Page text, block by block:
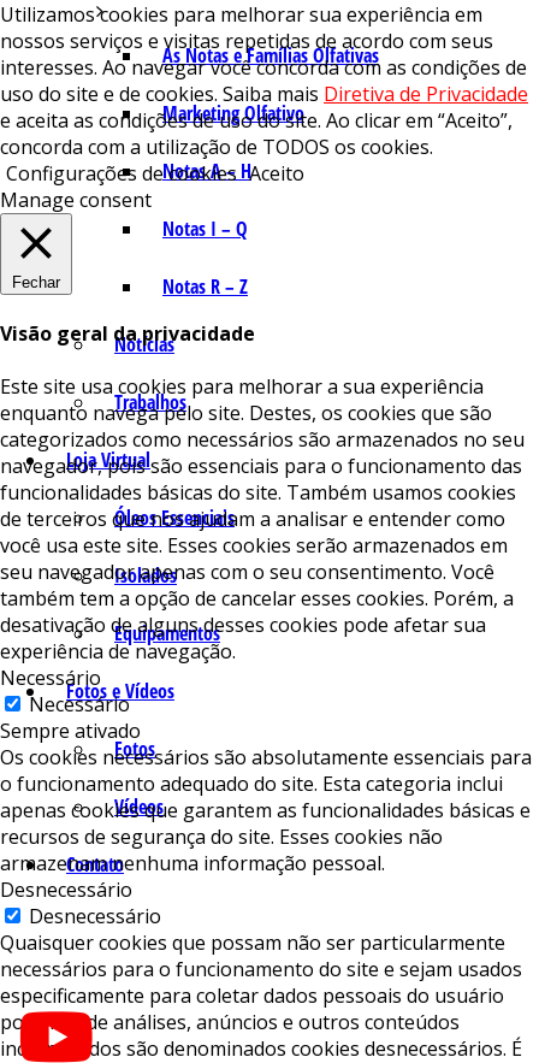
As Notas e Famílias Olfativas
Marketing Olfativo
Notas A – H
Notas I – Q
Notas R – Z
Notícias
Trabalhos
Loja Virtual
Óleos Essenciais
Isolados
Equipamentos
Fotos e Vídeos
Fotos
Vídeos
Contato
Utilizamos cookies para melhorar sua experiência em
nossos serviços e visitas repetidas de acordo com seus
interesses. Ao navegar você concorda com as condições de
uso do site e de cookies. Saiba mais Diretiva de Privacidade
e aceita as condições de uso do site. Ao clicar em “Aceito”,
concorda com a utilização de TODOS os cookies.
Configurações de cookies Aceito
Manage consent
Fechar
Visão geral da privacidade
Este site usa cookies para melhorar a sua experiência
enquanto navega pelo site. Destes, os cookies que são
categorizados como necessários são armazenados no seu
navegador, pois são essenciais para o funcionamento das
funcionalidades básicas do site. Também usamos cookies
de terceiros que nos ajudam a analisar e entender como
você usa este site. Esses cookies serão armazenados em
seu navegador apenas com o seu consentimento. Você
também tem a opção de cancelar esses cookies. Porém, a
desativação de alguns desses cookies pode afetar sua
experiência de navegação.
Necessário
Necessário
Sempre ativado
Os cookies necessários são absolutamente essenciais para
o funcionamento adequado do site. Esta categoria inclui
apenas cookies que garantem as funcionalidades básicas e
recursos de segurança do site. Esses cookies não
armazenam nenhuma informação pessoal.
Desnecessário
Desnecessário
Quaisquer cookies que possam não ser particularmente
necessários para o funcionamento do site e sejam usados ​​
especificamente para coletar dados pessoais do usuário
por meio de análises, anúncios e outros conteúdos
incorporados são denominados cookies desnecessários. É